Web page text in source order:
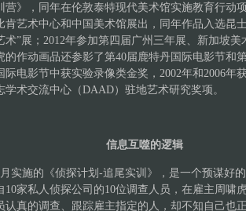
营》，同年在伦敦泰特现代美术馆实施教育行动
肯艺术中心和中国美术馆展出，同年作品入选昆
术”展；2012年参加第四届广州三年展、新加坡
的作动画品还参影了第40届鹿特丹国际电影节和
际电影节中获实验录像类金奖，2002年和2006年
学术交流中心（DAAD）驻地艺术研究奖项。
信息互噬的逻辑
月实施的《侦探计划-追尾实训》，是一个预谋好
10家私人侦探公司的10位调查人员，在雇主周啸
认真的调查、跟踪雇主指定的人，却不知自己也